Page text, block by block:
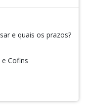
e quais os prazos?
Cofins